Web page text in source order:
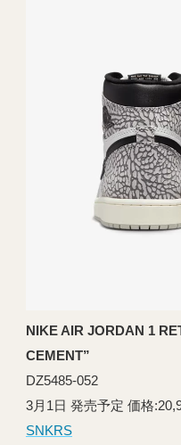
NIKE AIR JORDAN 1
CEMENT”
DZ5485-052
3月1日 発売予定 価格
SNKRS